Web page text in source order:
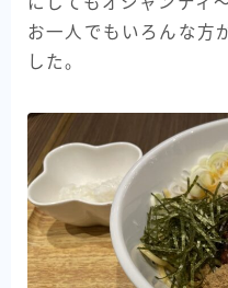
お一人でもいろんな方
した。